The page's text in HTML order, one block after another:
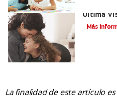
Última
Más
La finalidad de este artículo